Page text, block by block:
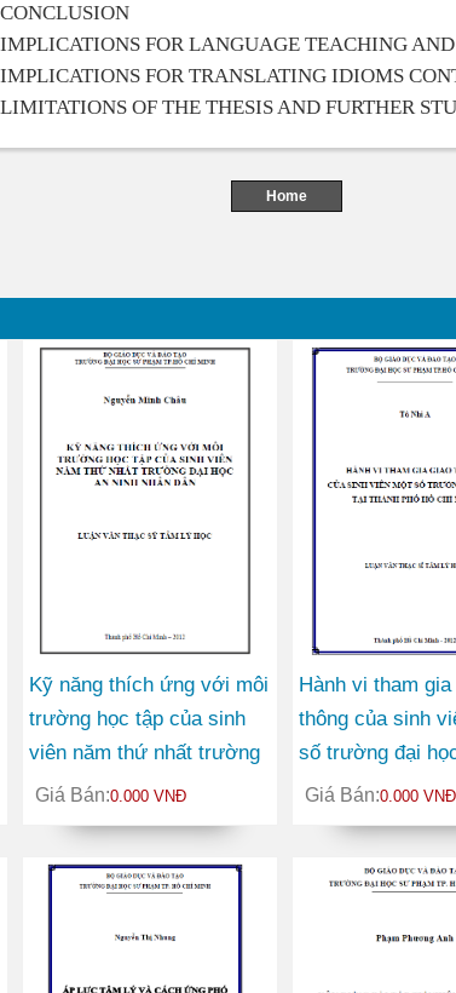
FOR LANGUAGE TEACHING
FOR TRANSLATING IDIOMS
OF THE THESIS AND FURTHER
Home
Kỹ năng thích ứng với môi
trường học tập của sinh
viên năm thứ nhất trường
Đại học An ninh nhân dân
Giá Bán:0.000 VNĐ
Hành vi tham gia
thông của sinh
số trường đại
thành phố Hồ Chí
Giá Bán:0.000 VNĐ